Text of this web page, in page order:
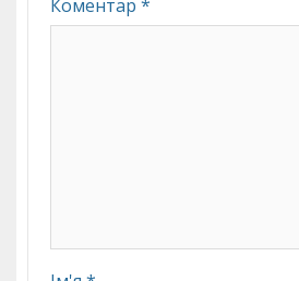
Коментар *